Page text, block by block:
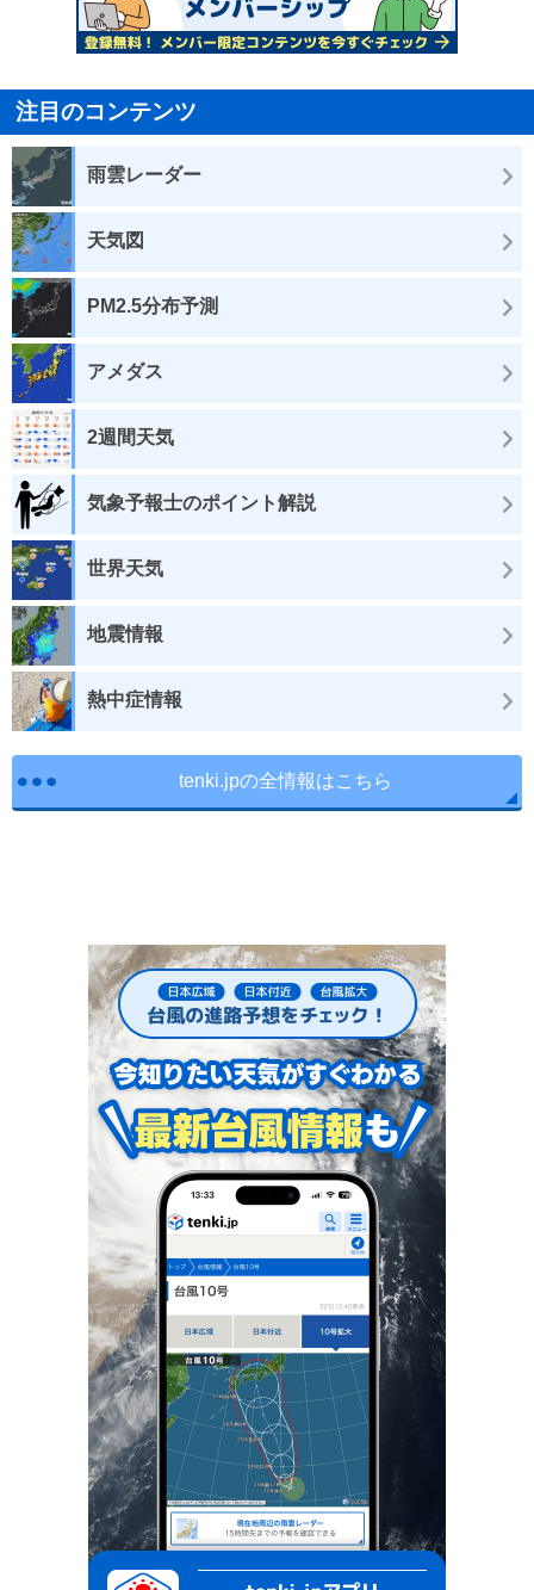
注目のコンテンツ
雨雲レーダー
天気図
PM2.5分布予測
アメダス
2週間天気
気象予報士のポイント解説
世界天気
地震情報
熱中症情報
tenki.jpの全情報はこちら